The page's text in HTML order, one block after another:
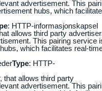
advertisement. This
hubs, which
: HTTP-informasjonskapsel
allows third party
This pairing service
which facilitates real-
Type: HTTP-
that allows third party
advertisement. This